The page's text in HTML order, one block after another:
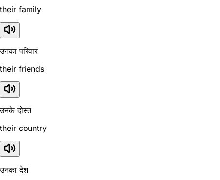
their family
उनका परिवार
their friends
उनके दोस्त
their country
उनका देश